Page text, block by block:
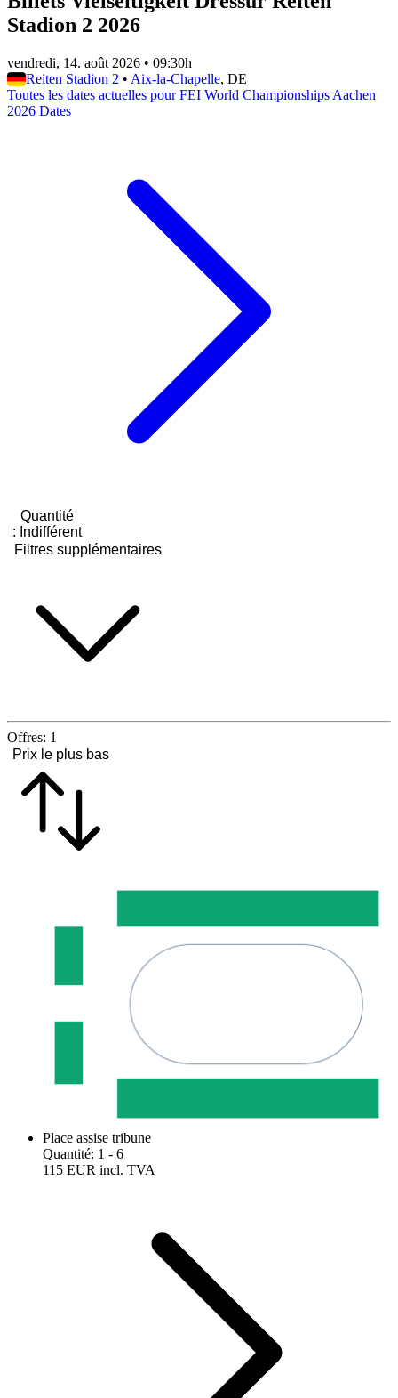
Stadion 2 2026
vendredi, 14. août 2026 • 09:30h
Reiten Stadion 2 • Aix-la-Chapelle, DE
Toutes les dates actuelles pour FEI World Championships Aachen
2026 Dates
Quantité
: Indifférent
Filtres supplémentaires
Offres: 1
Prix le plus bas
Place assise tribune
Quantité: 1 - 6
115 EUR incl. TVA